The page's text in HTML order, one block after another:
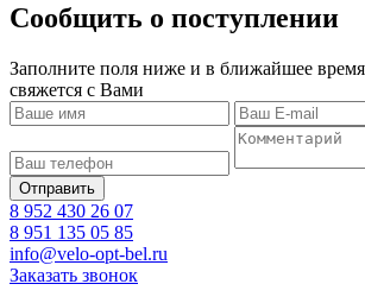
Сообщить о поступлении
Заполните поля ниже и в ближайшее
свяжется с Вами
8 952 430 26 07
8 951 135 05 85
info@velo-opt-bel.ru
Заказать звонок